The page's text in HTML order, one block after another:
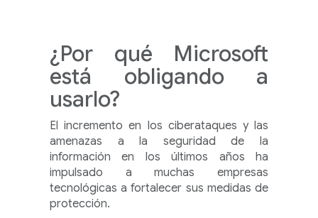
¿Por qué Microsoft
está obligando a
usarlo?
El incremento en los ciberataques y las
amenazas a la seguridad de la
información en los últimos años ha
impulsado a muchas empresas
tecnológicas a fortalecer sus medidas de
protección.